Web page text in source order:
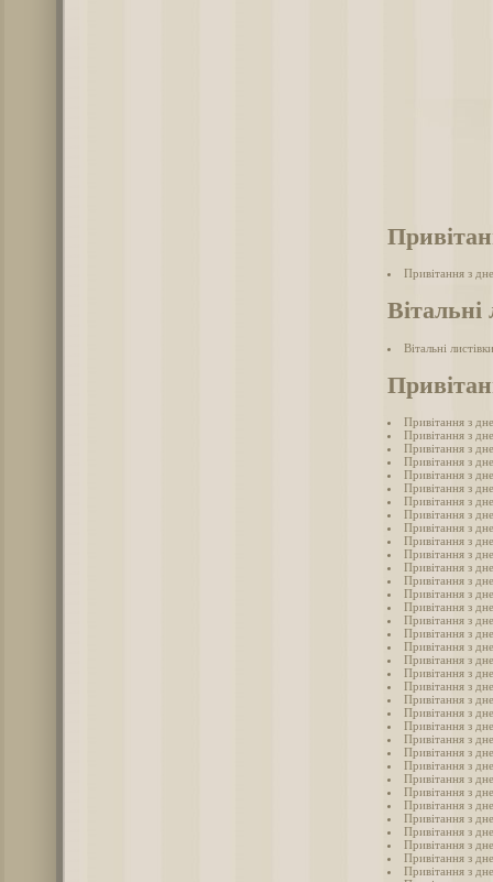
Привітання з
Вітальні
Вітальні
Привітання з
Привітання з
Привітання з
Привітання з
Привітання з
Привітання з
Привітання з
Привітання з
Привітання з
Привітання з
Привітання з
Привітання з
Привітання з
Привітання з
Привітання з
Привітання з
Привітання з
Привітання з
Привітання з
Привітання з
Привітання з
Привітання з
Привітання з
Привітання з
Привітання з
Привітання з
Привітання з
Привітання з
Привітання з
Привітання з
Привітання з
Привітання з
Привітання з
Привітання з
Привітання з